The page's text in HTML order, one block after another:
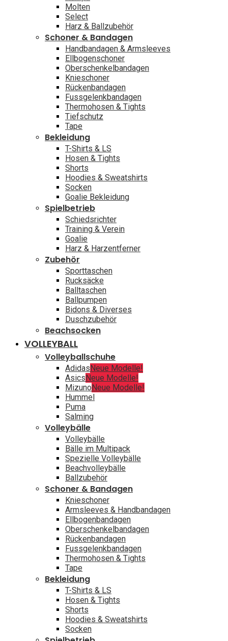
Molten
Select
Harz & Ballzubehör
Schoner & Bandagen
Handbandagen & Armsleeves
Ellbogenschoner
Oberschenkelbandagen
Knieschoner
Rückenbandagen
Fussgelenkbandagen
Thermohosen & Tights
Tiefschutz
Tape
Bekleidung
T-Shirts & LS
Hosen & Tights
Shorts
Hoodies & Sweatshirts
Socken
Goalie Bekleidung
Spielbetrieb
Schiedsrichter
Training & Verein
Goalie
Harz & Harzentferner
Zubehör
Sporttaschen
Rucksäcke
Balltaschen
Ballpumpen
Bidons & Diverses
Duschzubehör
Beachsocken
VOLLEYBALL
Volleyballschuhe
AdidasNeue Modelle!
AsicsNeue Modelle!
MizunoNeue Modelle!
Hummel
Puma
Salming
Volleybälle
Volleybälle
Bälle im Multipack
Spezielle Volleybälle
Beachvolleybälle
Ballzubehör
Schoner & Bandagen
Knieschoner
Armsleeves & Handbandagen
Ellbogenbandagen
Oberschenkelbandagen
Rückenbandagen
Fussgelenkbandagen
Thermohosen & Tights
Tape
Bekleidung
T-Shirts & LS
Hosen & Tights
Shorts
Hoodies & Sweatshirts
Socken